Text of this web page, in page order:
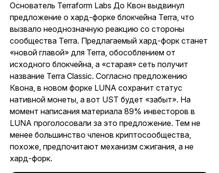
Основатель Terraform Labs До Квон выдвинул
предложение о хард-форке блокчейна Terra, что
вызвало неоднозначную реакцию со стороны
сообщества Terra. Предлагаемый хард-форк станет
«новой главой» для Terra, обособлением от
исходного блокчейна, а «старая» сеть получит
название Terra Classic. Согласно предложению
Квона, в новом форке LUNA сохранит статус
нативной монеты, а вот UST будет «забыт». На
момент написания материала 89% инвесторов в
LUNA проголосовали за это предложение. Тем не
менее большинство членов криптосообщества,
похоже, предпочитают механизм сжигания, а не
хард-форк.